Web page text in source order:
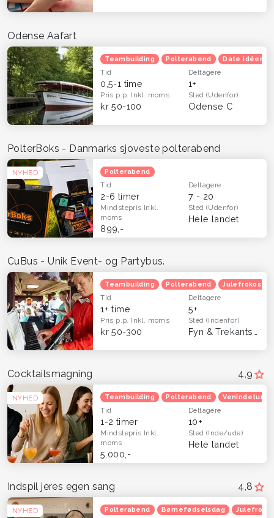
Odense Aafart
Teambuilding Polterabend Date idéer
Tid
0,5-1 time
Deltagere
1+
Pris p.p. Inkl. moms
kr 50-100
Sted(Udenfor)
Odense C
NYHED
PolterBoks - Danmarks sjoveste polterabend
Polterabend
Tid
2-6 timer
Deltagere
7 - 20
Mindstepris Inkl.
moms
899,-
Sted(Udenfor)
Hele landet
CuBus - Unik Event- og Partybus.
Teambuilding Polterabend Julefrokost
Tid
1+ time
Deltagere
5+
Pris p.p. Inkl. moms
kr 50-300
Sted(Indenfor)
4,9
NYHED
Cocktailsmagning
Teambuilding Polterabend Venindetur
Tid
1-2 timer
Deltagere
10+
Mindstepris Inkl.
moms
5.000,-
Sted(Inde/ude)
Hele landet
4,8
NYHED
Indspil jeres egen sang
Polterabend Børnefødselsdag